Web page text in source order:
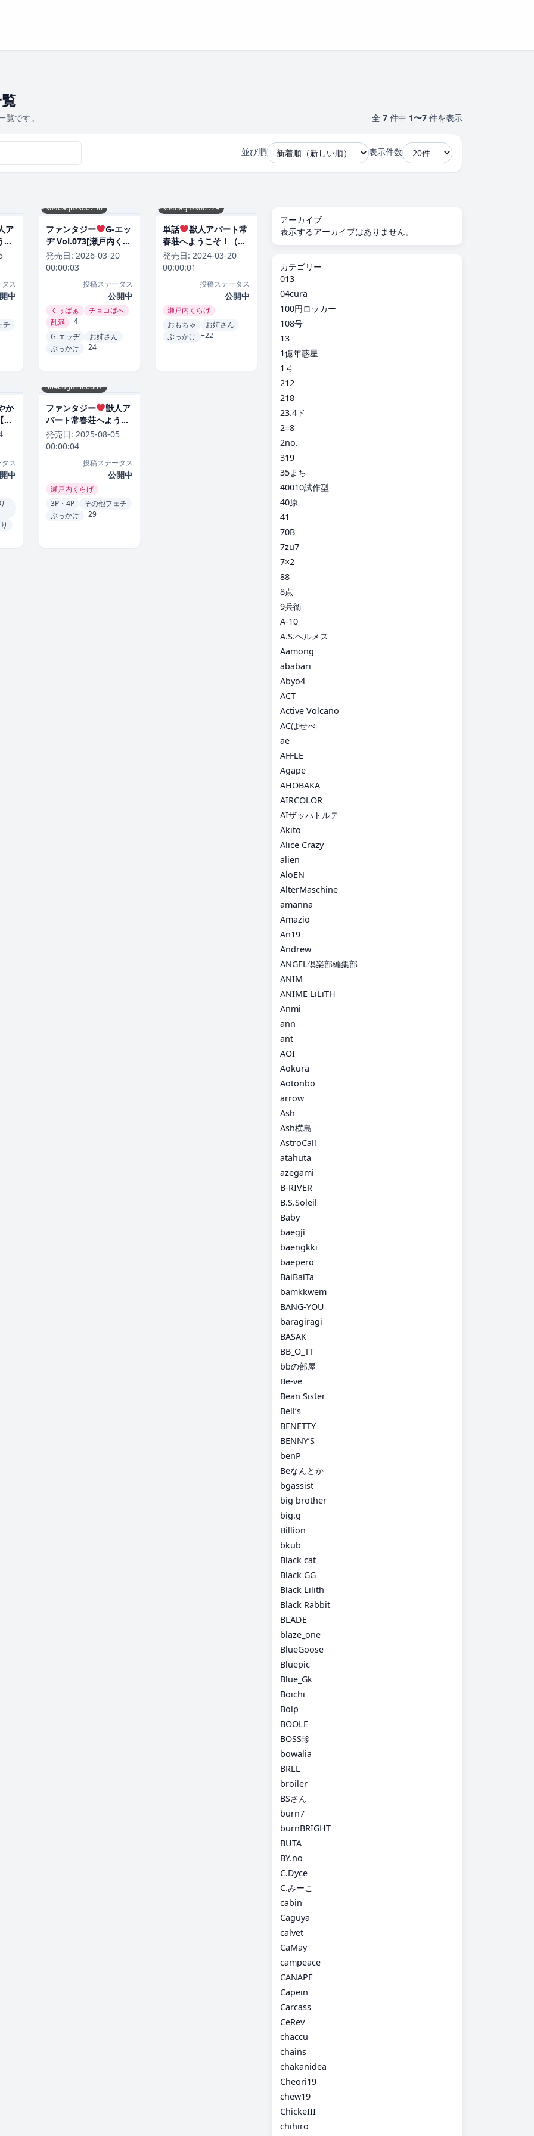
です。 全 7 件中 1〜7 件を表示
並び順 表示件数
ア
こ
内
ス
中
チ
s046agnss00756
ファンタジー
G-エッ
ヂ Vol.073[瀬戸内くら
げ]
発売日: 2026-03-20
00:00:03
投稿ステータス
公開中
くぅぱぁ
チョコぱへ
乱満 +4
G-エッヂ
お姉さん
ぶっかけ +24
s046agnss00529
単話
獣人アパート常
春荘へようこそ！（単
話）[瀬戸内くらげ]
発売日: 2024-03-20
00:00:01
投稿ステータス
公開中
瀬戸内くらげ
おもちゃ
お姉さん
ぶっかけ +22
か
単
ス
中
s046agnss00687
ファンタジー
獣人ア
パート常春荘へようこ
そ！[瀬戸内くらげ]
発売日: 2025-08-05
00:00:04
投稿ステータス
公開中
瀬戸内くらげ
3P・4P
その他フェチ
ぶっかけ +29
アーカイブ
表示するアーカイブはありません。
カテゴリー
013
04cura
100円ロッカー
108号
13
1億年惑星
1号
212
218
23.4ド
2=8
2no.
319
35まち
40010試作型
40原
41
70B
7zu7
7×2
88
8点
9兵衛
A-10
A.S.ヘルメス
Aamong
ababari
Abyo4
ACT
Active Volcano
ACはせべ
ae
AFFLE
Agape
AHOBAKA
AIRCOLOR
AIザッハトルテ
Akito
Alice Crazy
alien
AloEN
AlterMaschine
amanna
Amazio
An19
Andrew
ANGEL倶楽部編集部
ANIM
ANIME LiLiTH
Anmi
ann
ant
AOI
Aokura
Aotonbo
arrow
Ash
Ash横島
AstroCall
atahuta
azegami
B-RIVER
B.S.Soleil
Baby
baegji
baengkki
baepero
BalBalTa
bamkkwem
BANG-YOU
baragiragi
BASAK
BB_O_TT
bbの部屋
Be-ve
Bean Sister
Bell’s
BENETTY
BENNY’S
benP
Beなんとか
bgassist
big brother
big.g
Billion
bkub
Black cat
Black GG
Black Lilith
Black Rabbit
BLADE
blaze_one
BlueGoose
Bluepic
Blue_Gk
Boichi
Bolp
BOOLE
BOSS珍
bowalia
BRLL
broiler
BSさん
burn7
burnBRIGHT
BUTA
BY.no
C.Dyce
C.みーこ
cabin
Caguya
calvet
CaMay
campeace
CANAPE
Capein
Carcass
CeRev
chaccu
chains
chakanidea
Cheori19
chew19
ChickeIII
chihiro